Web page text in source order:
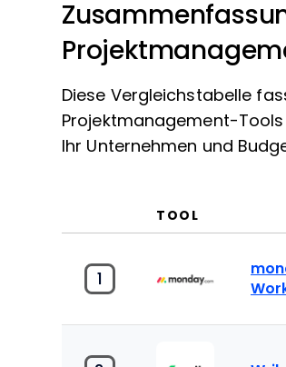
Diese Vergleichstabelle
Projektmanagement-
Ihr Unternehmen und
TOOL
1